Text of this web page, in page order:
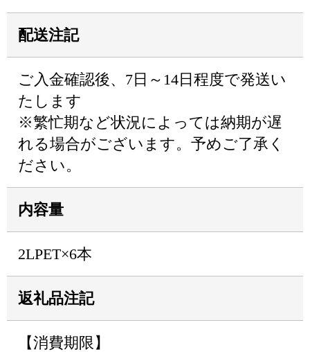
配送注記
ご入金確認後、7日～14日程度で発送い
たします
※繁忙期など状況によっては納期が遅
れる場合がございます。予めご了承く
ださい。
内容量
2LPET×6本
返礼品注記
【消費期限】